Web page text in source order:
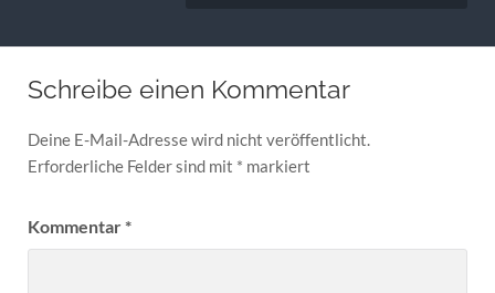
Schreibe einen Kommentar
Deine E-Mail-Adresse wird nicht veröffentlicht.
Erforderliche Felder sind mit * markiert
Kommentar*